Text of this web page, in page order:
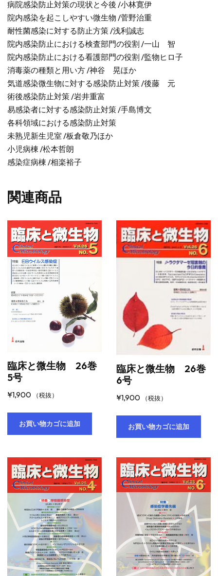
病院感染防止対策の現状と今後 /小林寛伊
院内感染を起こしやすい微生物 /菅野治重
耐性菌感染に対する防止方策 /浅利誠志
院内感染防止における検査部門の役割 /一山 智
院内感染防止における看護部門の役割 /監物ヒロ子
消毒薬の種類と用い方 /神谷 晃ほか
気道感染微生物に対する感染防止対策 /後藤 元
術後感染防止対策 /岩井重富
易感染者に対する感染防止対策 /手島博文
各科領域における感染防止対策
未熟児新生児室 /板倉敬乃ほか
小児病棟 /松本哲朗
感染症病棟 /相楽裕子
関連商品
臨床と微生物 26巻
5号
¥1,900 （税抜）
お買い物カゴに追加
臨床と微生物 26巻
6号
¥1,900 （税抜）
お買い物カゴに追加